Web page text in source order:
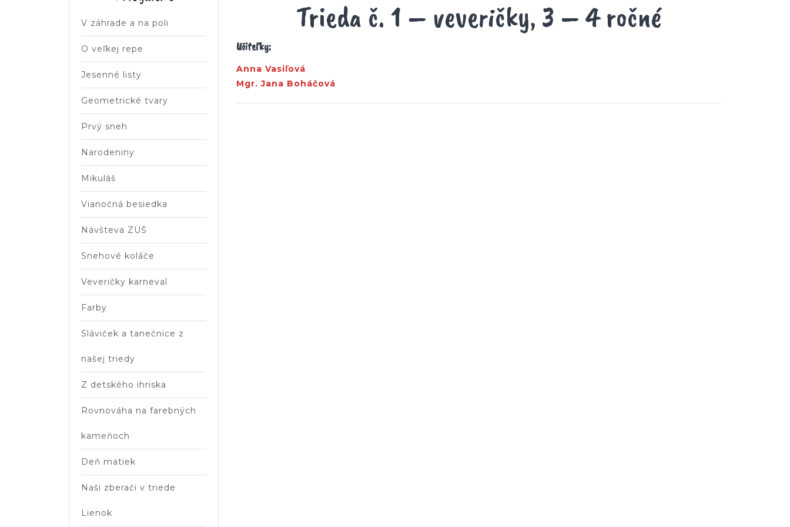
V záhrade a na poli
O veľkej repe
Jesenné listy
Geometrické tvary
Prvý sneh
Narodeniny
Mikuláš
Vianočná besiedka
Návšteva ZUŠ
Snehové koláče
Veveričky karneval
Farby
Sláviček a tanečnice z
našej triedy
Z detského ihriska
Rovnováha na farebných
kameňoch
Deň matiek
Naši zberači v triede
Lienok
Trieda č. 1 – veveričky, 3 – 4 ročné
Učiteľky:
Anna Vasiľová
Mgr. Jana Boháčová